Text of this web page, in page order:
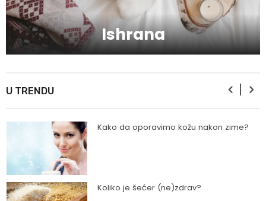
Ishrana
U TRENDU
Skijanje pa plivanje, idealne aktivnosti na
raspustu u Sloveniji
Kako da oporavimo kožu nakon zime?
Koliko je šećer (ne)zdrav?